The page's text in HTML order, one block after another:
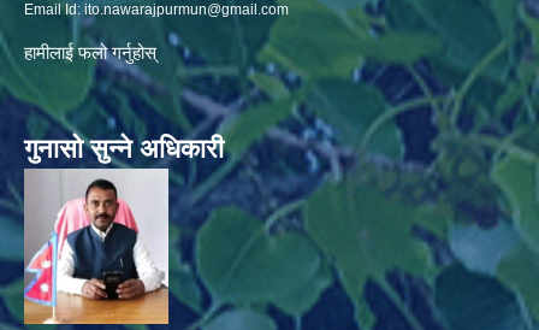
Email Id: ito.nawarajpurmun@gmail.com
हामीलाई फलो गर्नुहोस्
गुनासो सुन्ने अधिकारी